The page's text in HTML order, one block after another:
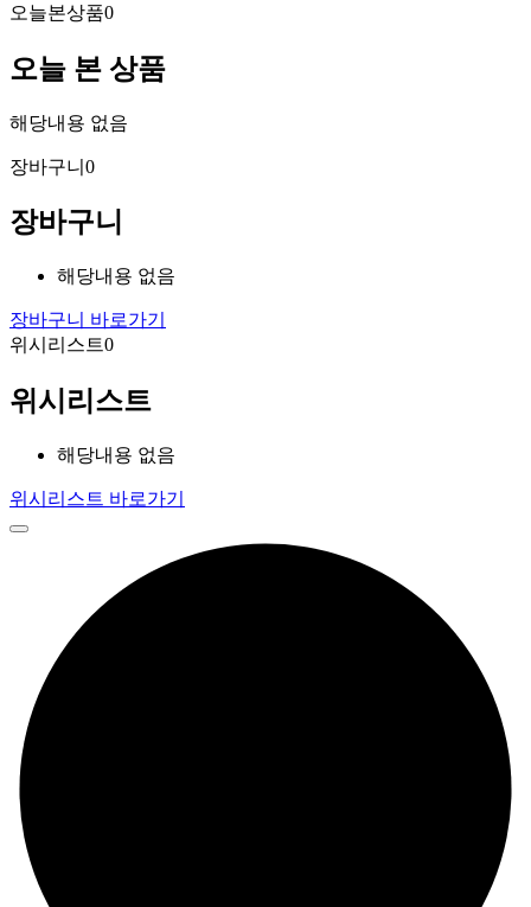
오늘본상품0
오늘 본 상품
해당내용 없음
장바구니 0
장바구니
해당내용 없음
장바구니 바로가기
위시리스트0
위시리스트
해당내용 없음
위시리스트 바로가기